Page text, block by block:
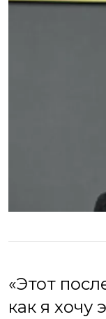
«Этот
как я хочу